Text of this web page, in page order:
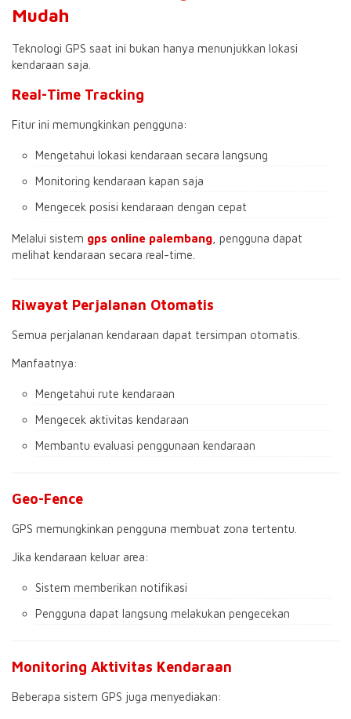
Mudah
Teknologi GPS saat ini bukan hanya menunjukkan lokasi
kendaraan saja.
Real-Time Tracking
Fitur ini memungkinkan pengguna:
Mengetahui lokasi kendaraan secara langsung
Monitoring kendaraan kapan saja
Mengecek posisi kendaraan dengan cepat
Melalui sistem gps online palembang , pengguna dapat
melihat kendaraan secara real-time.
Riwayat Perjalanan Otomatis
Semua perjalanan kendaraan dapat tersimpan otomatis.
Manfaatnya:
Mengetahui rute kendaraan
Mengecek aktivitas kendaraan
Membantu evaluasi penggunaan kendaraan
Geo-Fence
GPS memungkinkan pengguna membuat zona tertentu.
Jika kendaraan keluar area:
Sistem memberikan notifikasi
Pengguna dapat langsung melakukan pengecekan
Monitoring Aktivitas Kendaraan
Beberapa sistem GPS juga menyediakan: